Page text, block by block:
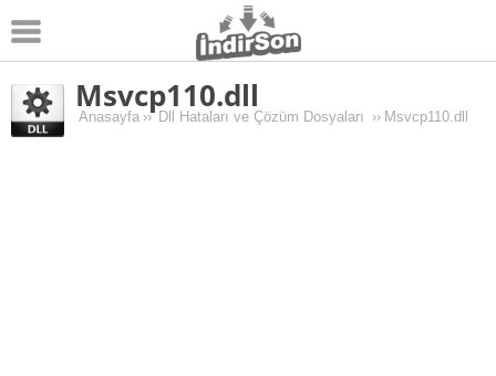
Android
Pc Oyunları
Msvcp110.dll
Anasayfa ›› Dll Hataları ve Çözüm Dosyaları ›› Msvcp110.dll